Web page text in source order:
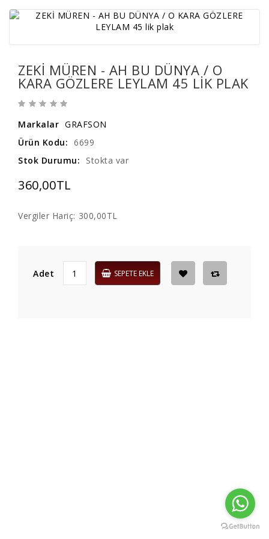
ZEKİ MÜREN - AH BU DÜNYA / O
KARA GÖZLERE LEYLAM 45 LIK PLAK
Markalar GRAFSON
Ürün Kodu: 6699
Stok Durumu:
Stokta var
360,00TL
Vergiler Hariç: 300,00TL
Adet SEPETE EKLE